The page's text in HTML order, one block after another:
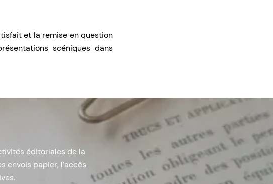
et la remise en question
scéniques dans
éditoriales de la
envois papier, l’accès